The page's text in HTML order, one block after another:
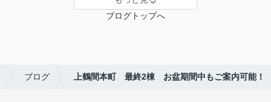
ブログトップへ
ブログ 上鶴間本町 最終2棟 お盆期間中もご案内可能！